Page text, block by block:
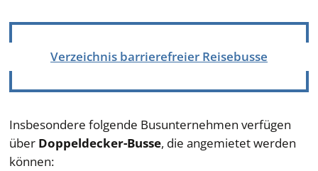
Verzeichnis barrierefreier Reisebusse
Insbesondere folgende Busunternehmen verfügen
über Doppeldecker-Busse, die angemietet werden
können: